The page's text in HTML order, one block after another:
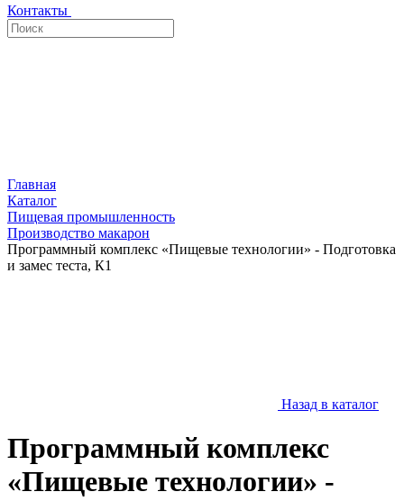
Контакты
Главная
Каталог
Пищевая промышленность
Производство макарон
Программный комплекс «Пищевые технологии» - Подготовка
и замес теста, К1
Назад в каталог
Программный комплекс
«Пищевые технологии» -